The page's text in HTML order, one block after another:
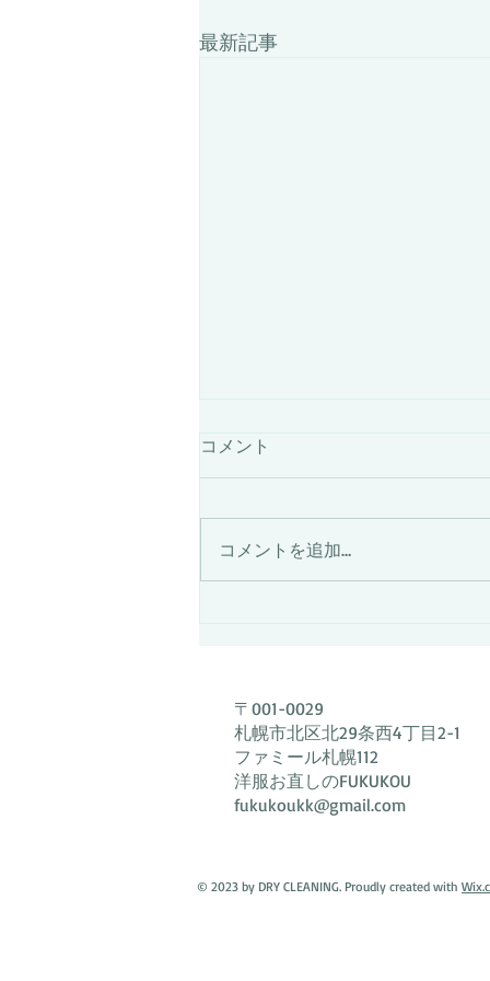
最新記事
7月25日は採寸担当者が不在
ません。7月27日以降のご来店を
お願い致します。
コメント
コメントを追加…
〒001-0029
札幌市北区北29条西4丁目2-1
ファミール札幌112
洋服お直しのFUKUKOU
fukukoukk@gmail.com
© 2023 by DRY CLEANING. Proudly created with